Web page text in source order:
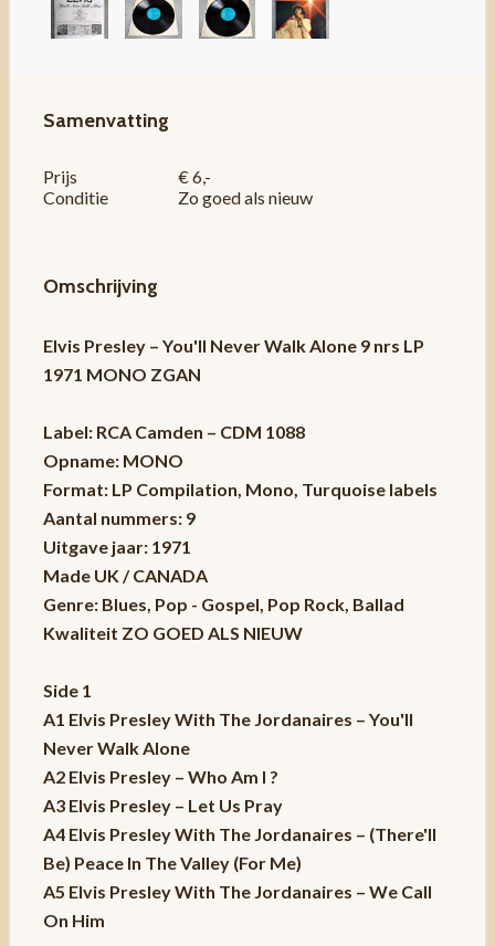
Samenvatting
Prijs
€ 6,-
Conditie
Zo goed als nieuw
Omschrijving
Elvis Presley – You'll Never Walk Alone 9 nrs LP
1971 MONO ZGAN
Label: RCA Camden – CDM 1088
Opname: MONO
Format: LP Compilation, Mono, Turquoise labels
Aantal nummers: 9
Uitgave jaar: 1971
Made UK / CANADA
Genre: Blues, Pop - Gospel, Pop Rock, Ballad
Kwaliteit ZO GOED ALS NIEUW
Side 1
A1 Elvis Presley With The Jordanaires – You'll
Never Walk Alone
A2 Elvis Presley – Who Am I ?
A3 Elvis Presley – Let Us Pray
A4 Elvis Presley With The Jordanaires – (There'll
Be) Peace In The Valley (For Me)
A5 Elvis Presley With The Jordanaires – We Call
On Him